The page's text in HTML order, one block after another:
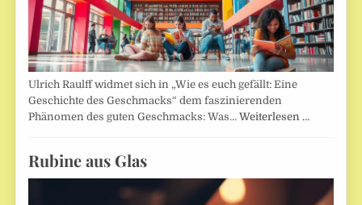
Ulrich Raulff widmet sich in „Wie es euch gefällt: Eine
Geschichte des Geschmacks“ dem faszinierenden
Phänomen des guten Geschmacks: Was…Weiterlesen …
Rubine aus Glas